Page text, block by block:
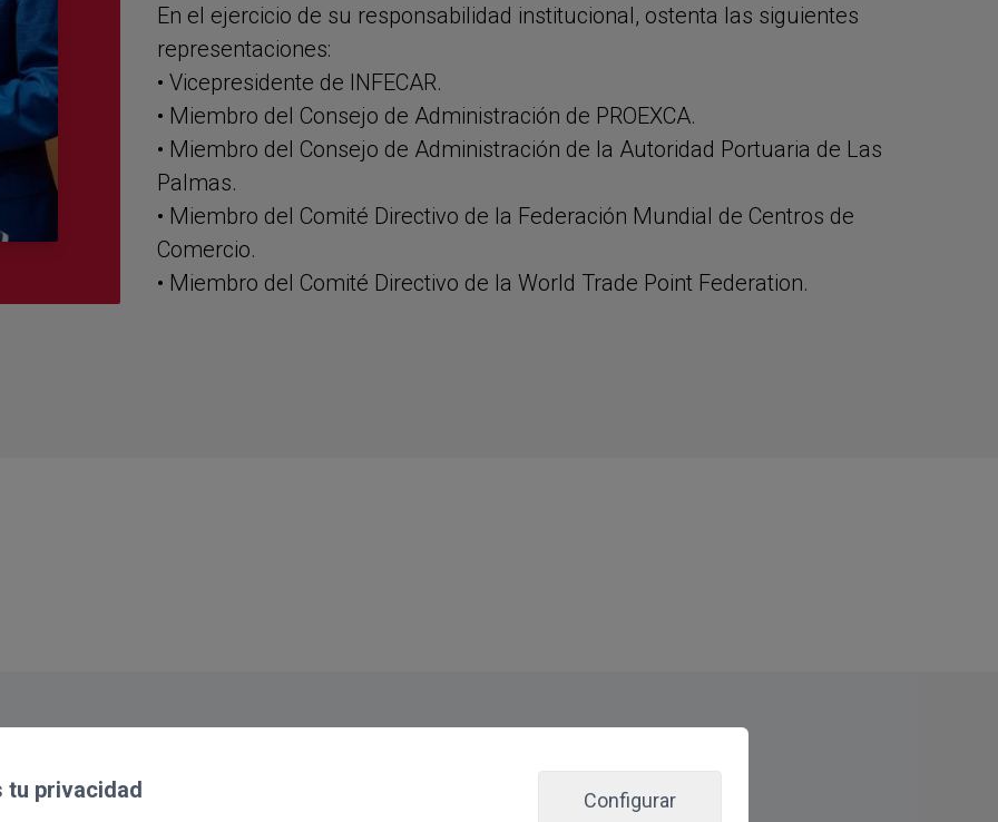
En el ejercicio de su responsabilidad institucional, ostenta las siguientes
representaciones:
• Vicepresidente de INFECAR.
• Miembro del Consejo de Administración de PROEXCA.
• Miembro del Consejo de Administración de la Autoridad Portuaria de Las
Palmas.
• Miembro del Comité Directivo de la Federación Mundial de Centros de
Comercio.
• Miembro del Comité Directivo de la World Trade Point Federation.
tu privacidad Configurar